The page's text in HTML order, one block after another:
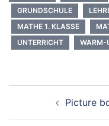
GRUNDSCHULE
MATHE 1. KLASSE
UNTERRICHT
WARM-
Picture